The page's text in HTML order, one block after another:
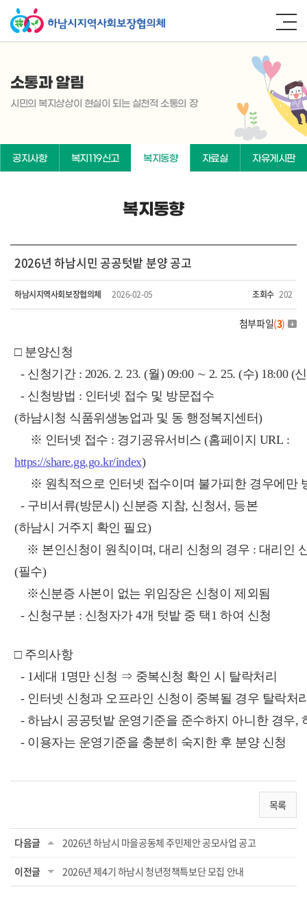
소통과 알림
시민의 복지상상이 현실이 되는 실천적 소통의 장
공지사항 복지119신고 복지동향 자료실 자유게시판
복지동향
2026년 하남시민 공공텃밭 분양 공고
하남시지역사회보장협의체 2026-02-05 조회수 202
첨부파일(3)
□ 분양신청
- 신청기간 : 2026. 2. 23. (월) 09:00 ∼ 2. 25. (수) 18:00 (
- 신청방법 : 인터넷 접수 및 방문접수
(하남시청 식품위생농업과 및 동 행정복지센터)
※ 인터넷 접수 : 경기공유서비스 (홈페이지 URL :
https://share.gg.go.kr/index)
※ 원칙적으로 인터넷 접수이며 불가피한 경우에만
- 구비서류(방문시) 신분증 지참, 신청서, 등본
(하남시 거주지 확인 필요)
※ 본인신청이 원칙이며, 대리 신청의 경우 : 대리인
(필수)
※신분증 사본이 없는 위임장은 신청이 제외됨
- 신청구분 : 신청자가 4개 텃밭 중 택1 하여 신청
□ 주의사항
- 1세대 1명만 신청 ⇒ 중복신청 확인 시 탈락처리
- 인터넷 신청과 오프라인 신청이 중복될 경우 탈락처
- 하남시 공공텃밭 운영기준을 준수하지 아니한 경우
- 이용자는 운영기준을 충분히 숙지한 후 분양 신청
목록
다음글 2026년 하남시 마을공동체 주민제안 공모사업 공고
이전글 2026년 제4기 하남시 청년정책특보단 모집 안내